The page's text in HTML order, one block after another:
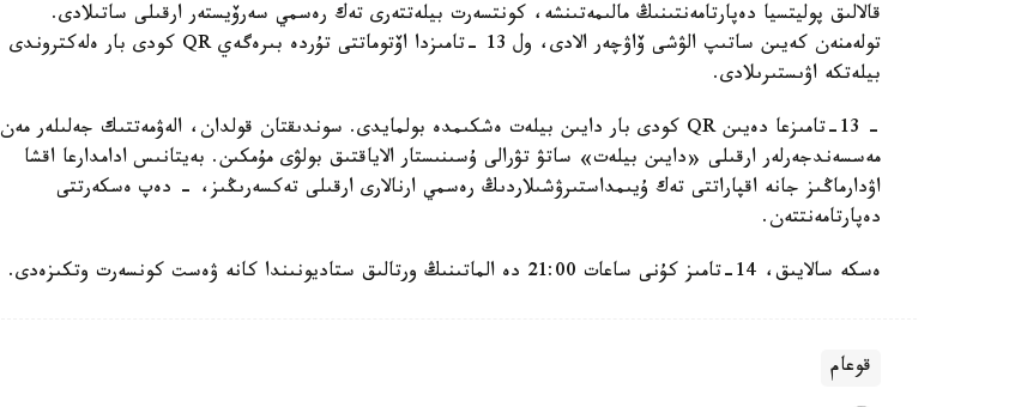
قالالىق پوليتسيا دەپارتامەنتىنىڭ مالىمەتىنشە، كونتسەرت بيلەتتەرى تەك رەسمي سەرۆيستەر ارقىلى ساتىلادى.
تولەمنەن كەيىن ساتىپ الۋشى ۆاۋچەر الادى، ول 13 -تامىزدا اۆتوماتتى تۇردە بىرەگەي QR كودى بار ەلەكتروندى
بيلەتكە اۋىستىرىلادى.
- 13-تامىزعا دەيىن QR كودى بار دايىن بيلەت ەشكىمدە بولمايدى. سوندىقتان قولدان، الەۋمەتتىك جەلىلەر مەن
مەسسەندجەرلەر ارقىلى «دايىن بيلەت» ساتۋ تۋرالى ۇسىنىستار الاياقتىق بولۋى مۇمكىن. بەيتانىس ادامدارعا اقشا
اۋدارماڭىز جانە اقپاراتتى تەك ۇيىمداستىرۋشىلاردىڭ رەسمي ارنالارى ارقىلى تەكسەرىڭىز، - دەپ ەسكەرتتى
دەپارتامەنتتەن.
ەسكە سالايىق، 14-تامىز كۇنى ساعات 21:00 دە الماتىنىڭ ورتالىق ستاديونىندا كانە ۋەست كونسەرت وتكىزەدى.
قوعام